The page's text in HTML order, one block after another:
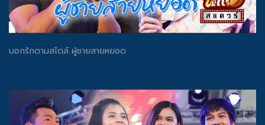
บอกรักตามสไตล์ ผู้ชายสายหยอด